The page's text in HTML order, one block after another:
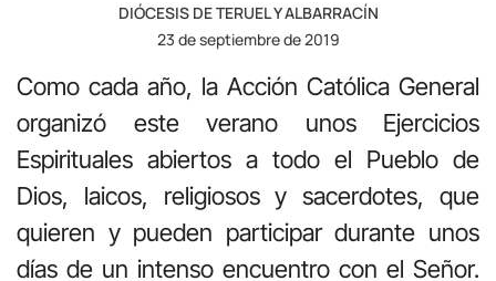
DIÓCESIS DE TERUEL Y ALBARRACÍN
23 de septiembre de 2019
Como cada año, la Acción Católica General
organizó este verano unos Ejercicios
Espirituales abiertos a todo el Pueblo de
Dios, laicos, religiosos y sacerdotes, que
quieren y pueden participar durante unos
días de un intenso encuentro con el Señor.